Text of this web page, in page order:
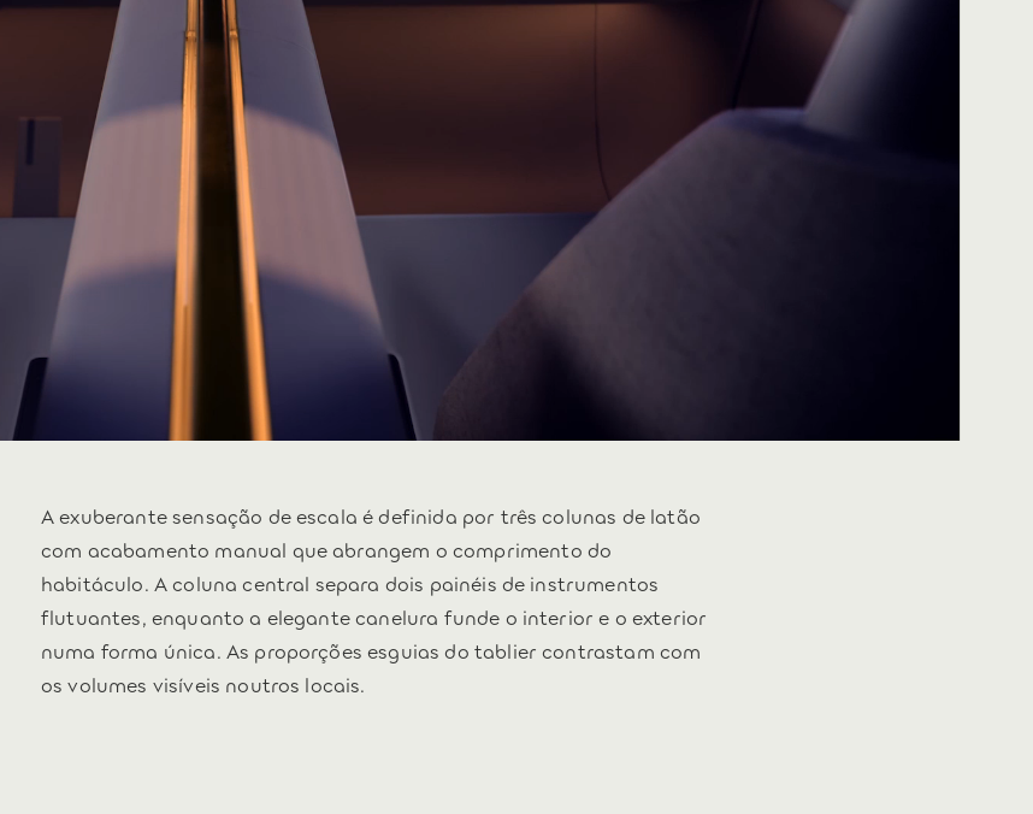
A exuberante sensação de escala é definida por três colunas de latão
com acabamento manual que abrangem o comprimento do
habitáculo. A coluna central separa dois painéis de instrumentos
flutuantes, enquanto a elegante canelura funde o interior e o exterior
numa forma única. As proporções esguias do tablier contrastam com
os volumes visíveis noutros locais.